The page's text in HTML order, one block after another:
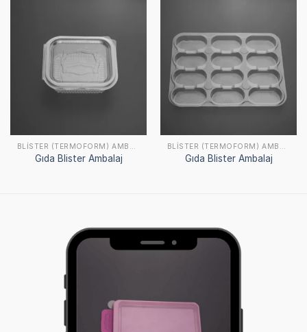
Gıda Blister Ambalaj Gıda Blister Ambalaj